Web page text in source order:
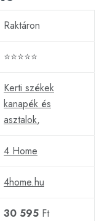
Raktáron
⭐⭐⭐⭐⭐
Kerti székek
kanapék és
asztalok,
4 Home
4home.hu
30 595 Ft